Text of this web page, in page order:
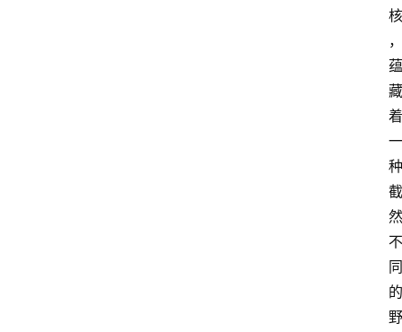
核
，
蕴
藏
着
一
种
截
然
不
同
的
野